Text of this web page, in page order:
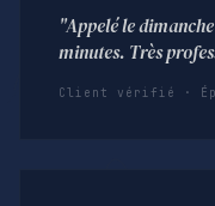
"Appelé le
minutes. Très
Client vérifié ·